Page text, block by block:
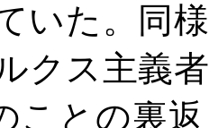
いた。同
クス主義
ことの裏